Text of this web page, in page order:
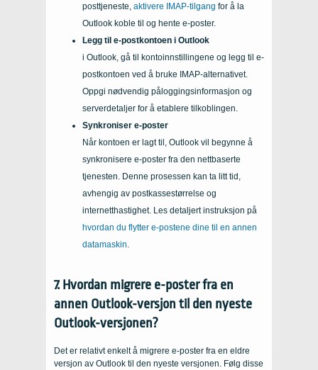
posttjeneste, aktivere IMAP-tilgang for å la
Outlook koble til og hente e-poster.
Legg til e-postkontoen i Outlook
i Outlook, gå til kontoinnstillingene og legg til e-
postkontoen ved å bruke IMAP-alternativet.
Oppgi nødvendig påloggingsinformasjon og
serverdetaljer for å etablere tilkoblingen.
Synkroniser e-poster
Når kontoen er lagt til, Outlook vil begynne å
synkronisere e-poster fra den nettbaserte
tjenesten. Denne prosessen kan ta litt tid,
avhengig av postkassestørrelse og
internetthastighet. Les detaljert instruksjon på
hvordan du flytter e-postene dine til en annen
datamaskin
7. Hvordan migrere e-poster fra en
annen Outlook-versjon til den nyeste
Outlook-versjonen?
Det er relativt enkelt å migrere e-poster fra en eldre
versjon av Outlook til den nyeste versjonen. Følg disse